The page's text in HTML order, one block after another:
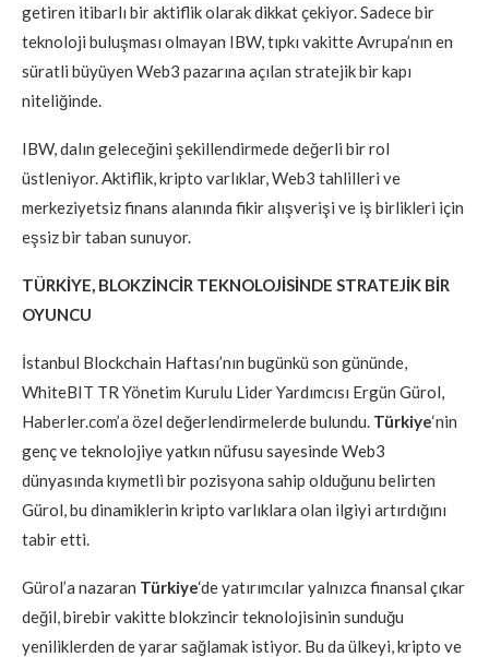
getiren itibarlı bir aktiflik olarak dikkat çekiyor. Sadece bir
teknoloji buluşması olmayan IBW, tıpkı vakitte Avrupa’nın en
süratli büyüyen Web3 pazarına açılan stratejik bir kapı
niteliğinde.
IBW, dalın geleceğini şekillendirmede değerli bir rol
üstleniyor. Aktiflik, kripto varlıklar, Web3 tahlilleri ve
merkeziyetsiz finans alanında fikir alışverişi ve iş birlikleri için
eşsiz bir taban sunuyor.
TÜRKİYE, BLOKZİNCİR TEKNOLOJİSİNDE STRATEJİK BİR
OYUNCU
İstanbul Blockchain Haftası’nın bugünkü son gününde,
WhiteBIT TR Yönetim Kurulu Lider Yardımcısı Ergün Gürol,
Haberler.com’a özel değerlendirmelerde bulundu. Türkiye‘nin
genç ve teknolojiye yatkın nüfusu sayesinde Web3
dünyasında kıymetli bir pozisyona sahip olduğunu belirten
Gürol, bu dinamiklerin kripto varlıklara olan ilgiyi artırdığını
tabir etti.
Gürol’a nazaran Türkiye‘de yatırımcılar yalnızca finansal çıkar
değil, birebir vakitte blokzincir teknolojisinin sunduğu
yeniliklerden de yarar sağlamak istiyor. Bu da ülkeyi, kripto ve